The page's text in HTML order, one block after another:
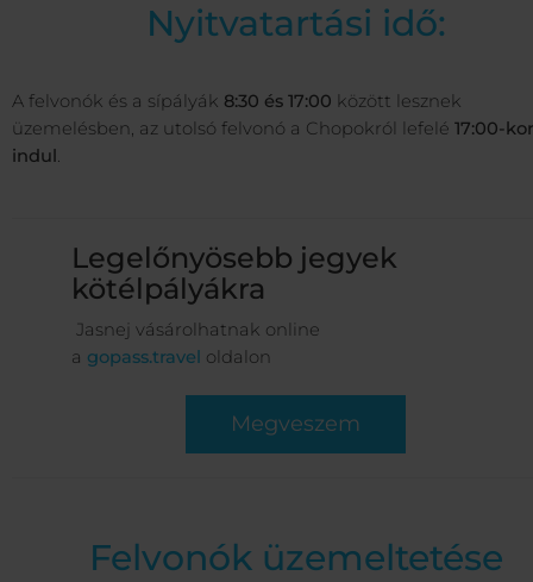
Nyitvatartási idő:
A felvonók és a sípályák 8:30 és 17:00 között lesznek
üzemelésben, az utolsó felvonó a Chopokról lefelé 17:00-kor
indul.
Legelőnyösebb jegyek
kötélpályákra
Jasnej vásárolhatnak online
a gopass.travel oldalon
Megveszem
Felvonók üzemeltetése